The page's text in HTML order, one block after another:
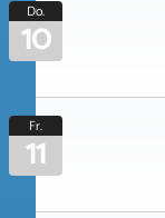
Do.
10
Fr.
11